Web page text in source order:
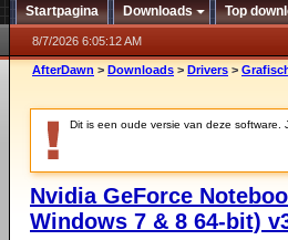
Startpagina Downloads Top
8/7/2026 6:05:12 AM
AfterDawn > Downloads > Drivers >
Dit is een oude versie van deze software.
Nvidia GeForce
Windows 7 & 8 64-bit)